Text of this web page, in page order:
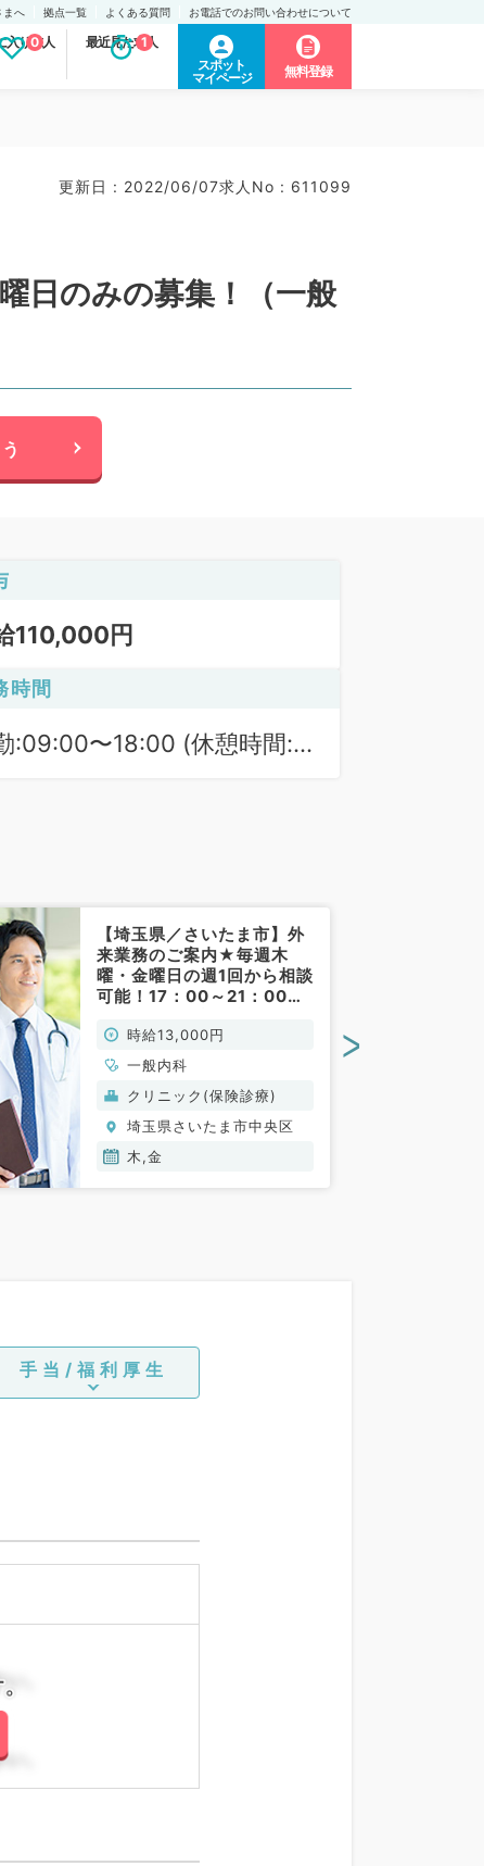
まへ 拠点一覧 よくある質問 お電話でのお問い合わせについて
入り求人
0 最近見た求人
1
スポット
マイページ
無料登録
更新日 : 2022/06/07求人No : 611099
日のみの募集！（一般
110,000円
時間
:09:00〜18:00 (休憩時間:
【埼玉県／さいたま市】外
来業務のご案内★毎週木
曜・金曜日の週1回から相談
可能！17：00～21：00／
勤／内科)
時給13,000円
一般内科
クリニック(保険診療)
埼玉県さいたま市中央区
木,金
>
手当/福利厚生
。
。